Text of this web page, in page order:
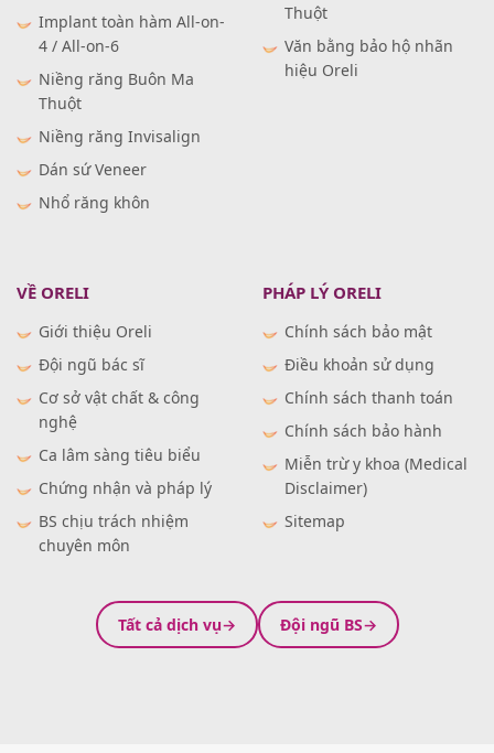
Implant toàn hàm All-on-
4 / All-on-6
Niềng răng Buôn Ma
Thuột
Niềng răng Invisalign
Dán sứ Veneer
Nhổ răng khôn
Thuột
Văn bằng bảo hộ nhãn
hiệu Oreli
VỀ ORELI
Giới thiệu Oreli
Đội ngũ bác sĩ
Cơ sở vật chất & công
nghệ
Ca lâm sàng tiêu biểu
Chứng nhận và pháp lý
BS chịu trách nhiệm
chuyên môn
PHÁP LÝ ORELI
Chính sách bảo mật
Điều khoản sử dụng
Chính sách thanh toán
Chính sách bảo hành
Miễn trừ y khoa (Medical
Disclaimer)
Sitemap
Tất cả dịch vụ Đội ngũ BS